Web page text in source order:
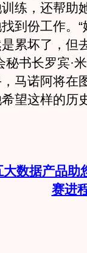
练，还帮助
到份工作。
累坏了，但
书长罗宾·
马诺阿将在
望这样的历
数据产品助
赛进